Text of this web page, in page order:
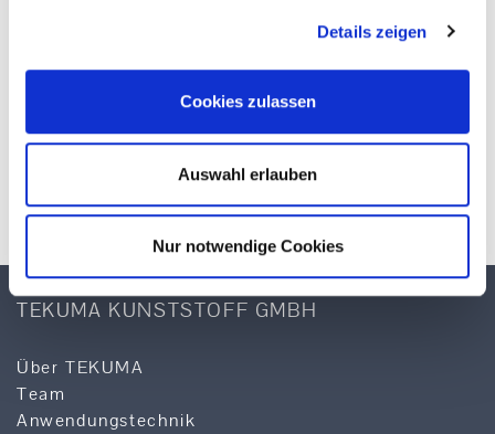
Details zeigen
Cookies zulassen
Auswahl erlauben
Nur notwendige Cookies
Download
TEKUMA KUNSTSTOFF GMBH
Über TEKUMA
Team
Anwendungstechnik